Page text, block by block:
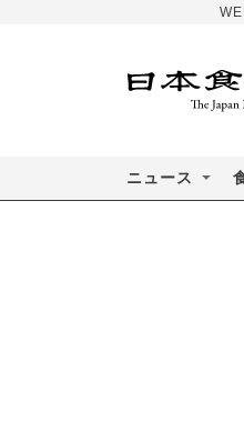
ニュース